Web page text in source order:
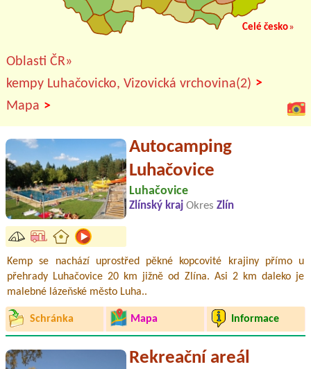
Celé česko»
Oblasti ČR»
kempy Luhačovicko, Vizovická vrchovina(2) >
Mapa >
Autocamping
Luhačovice
Luhačovice
Zlínský kraj Okres Zlín
Kemp se nachází uprostřed pěkné kopcovité krajiny přímo u
přehrady Luhačovice 20 km jižně od Zlína. Asi 2 km daleko je
malebné lázeňské město Luha..
Schránka Mapa Informace
Rekreační areál